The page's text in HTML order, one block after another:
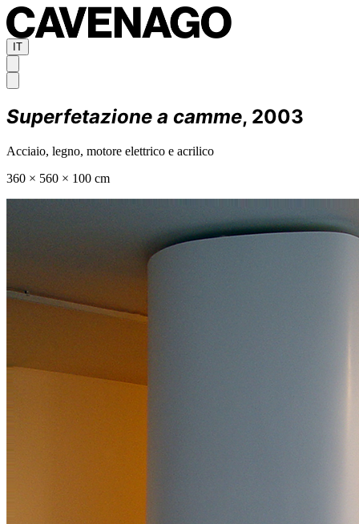
IT
Superfetazione a camme, 2003
Acciaio, legno, motore elettrico e acrilico
360 × 560 × 100 cm